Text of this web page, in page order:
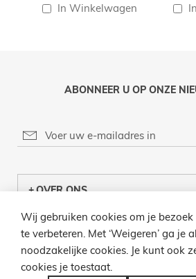
In Winkelwagen
ABONNEER U OP ONZE
OVER ONS
KLANTENCENTRUM
INFO
Wij gebruiken cookies om je
te verbeteren. Met ‘Weigeren’ ga je
noodzakelijke cookies. Je kunt ook
cookies je toestaat.